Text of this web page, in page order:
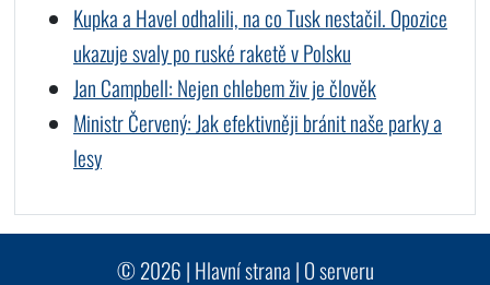
Kupka a Havel odhalili, na co Tusk nestačil. Opozice
ukazuje svaly po ruské raketě v Polsku
Jan Campbell: Nejen chlebem živ je člověk
Ministr Červený: Jak efektivněji bránit naše parky a
lesy
© 2026 | Hlavní strana | O serveru